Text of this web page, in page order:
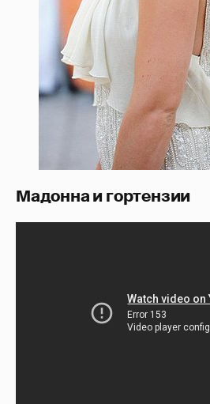
Мадонна и гортензии